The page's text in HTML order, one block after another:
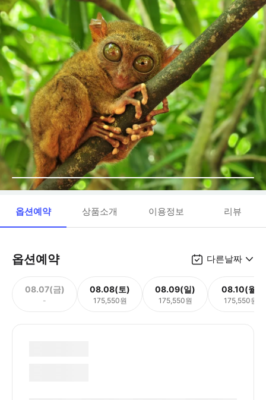
옵션예약 상품소개 이용정보 리뷰
옵션예약 다른날짜
08.07(금)
-
08.08(토)
175,550원
08.09(일)
175,550원
08.10(월)
175,550원